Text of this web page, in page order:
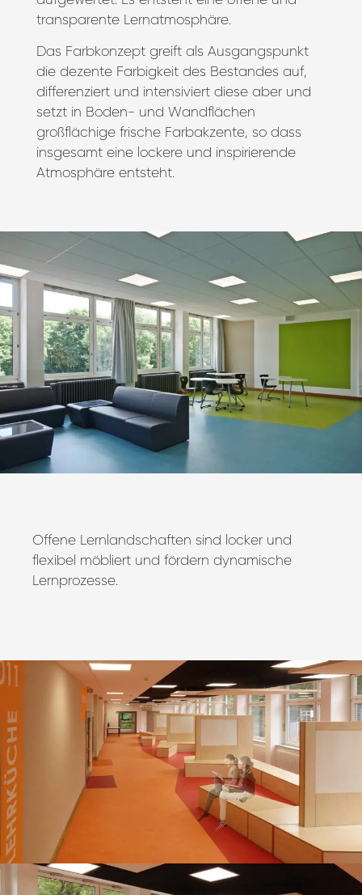
transparente Lernatmosphäre.
Das Farbkonzept greift als Ausgangspunkt
die dezente Farbigkeit des Bestandes auf,
differenziert und intensiviert diese aber und
setzt in Boden- und Wandflächen
großflächige frische Farbakzente, so dass
insgesamt eine lockere und inspirierende
Atmosphäre entsteht.
Offene Lernlandschaften sind locker und
flexibel möbliert und fördern dynamische
Lernprozesse.